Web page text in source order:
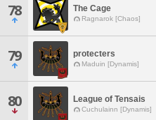
78 The Cage
Ragnarok [Chaos]
79 protecters
Maduin [Dynamis]
80 League of Tensais
Cuchulainn [Dynamis]